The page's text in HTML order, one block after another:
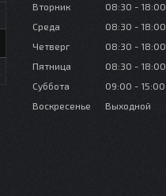
Вторник
08:30
18:00
Среда
08:30
18:00
Четверг
08:30
18:00
Пятница
08:30
18:00
Суббота
09:00
15:00
Воскресенье
Выходной